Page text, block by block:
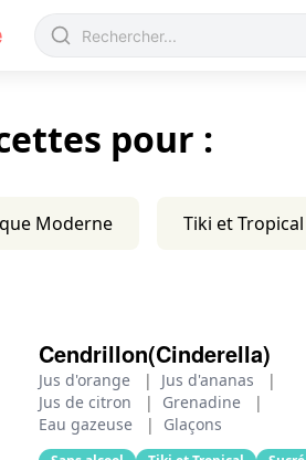
pour :
Moderne Tiki et Tropical
Cendrillon(Cinderella)
Jus d'orange | Jus d'ananas
|
Jus de citron
| Grenadine
|
Eau gazeuse
| Glaçons